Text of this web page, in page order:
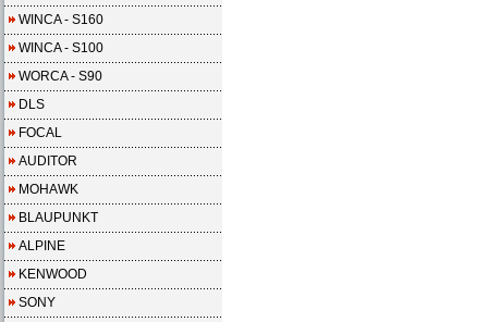
WINCA - S160
WINCA - S100
WORCA - S90
DLS
FOCAL
AUDITOR
MOHAWK
BLAUPUNKT
ALPINE
KENWOOD
SONY